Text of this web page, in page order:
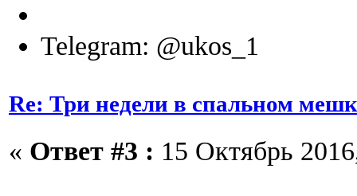
Telegram: @ukos_1
Re: Три недели в спальном
« Ответ #3 : 15 Октябрь